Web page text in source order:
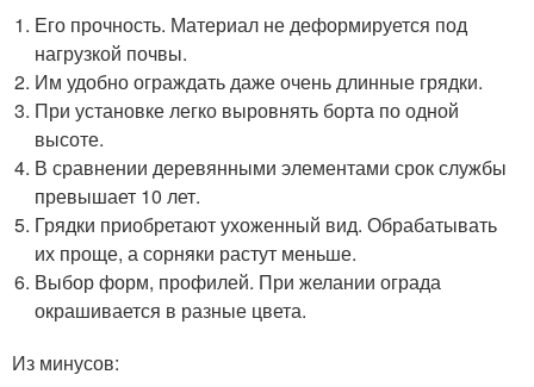
Его прочность. Материал не деформируется под
нагрузкой почвы.
Им удобно ограждать даже очень длинные грядки.
При установке легко выровнять борта по одной
высоте.
В сравнении деревянными элементами срок службы
превышает 10 лет.
Грядки приобретают ухоженный вид. Обрабатывать
их проще, а сорняки растут меньше.
Выбор форм, профилей. При желании ограда
окрашивается в разные цвета.
Из минусов: